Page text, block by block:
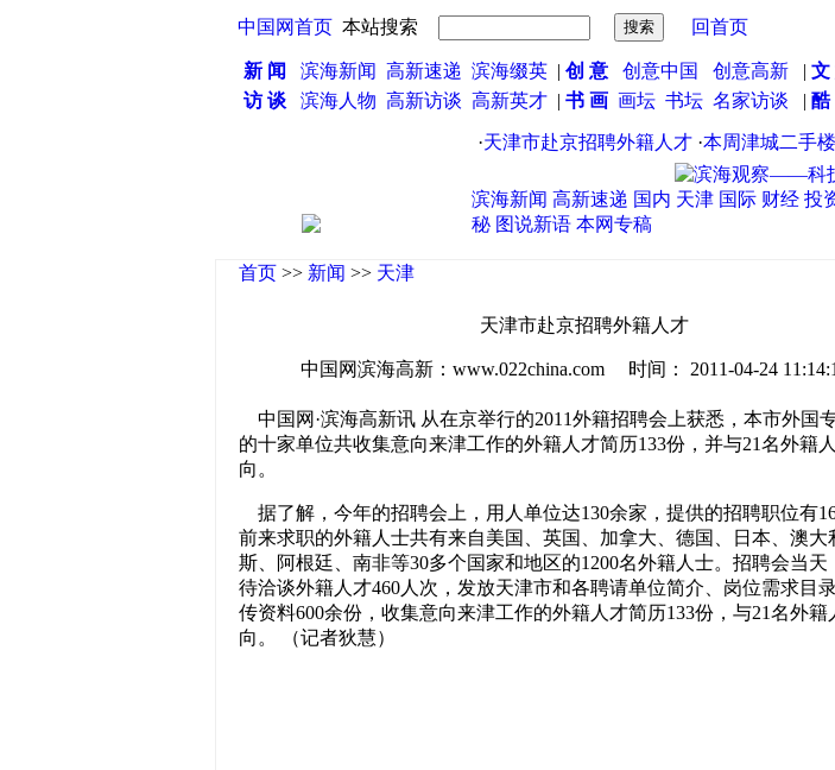
中国网首页 本站搜索 回首页
新 闻 滨海新闻 高新速递 滨海缀英| 创 意 创意中国 创意高新 | 文
访 谈
滨海人物 高新访谈 高新英才 | 书 画 画坛 书坛 名家访谈 | 酷
天津市赴京招聘外籍人才·本周津城二手楼
滨海新闻 高新速递 国内 天津 国际 财经 投
秘 图说新语 本网专稿
首页 >> 新闻 >> 天津
天津市赴京招聘外籍人才
中国网滨海高新：www.022china.com 时间： 2011-04-24
中国网·滨海高新讯 从在京举行的2011外籍招聘会上获悉，本市外国
的十家单位共收集意向来津工作的外籍人才简历133份，并与21名外籍
向。
据了解，今年的招聘会上，用人单位达130余家，提供的招聘职位有
前来求职的外籍人士共有来自美国、英国、加拿大、德国、日本、澳大
斯、阿根廷、南非等30多个国家和地区的1200名外籍人士。招聘会当天
待洽谈外籍人才460人次，发放天津市和各聘请单位简介、岗位需求目
传资料600余份，收集意向来津工作的外籍人才简历133份，与21名外籍
向。 （记者狄慧）